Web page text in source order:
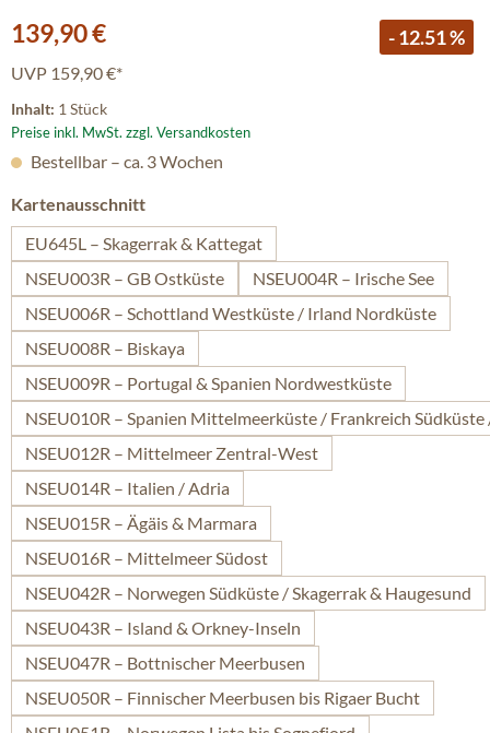
Verkaufspreis:
139,90 € - 12.51 %
UVP 159,90 €*
Inhalt: 1 Stück
Preise inkl. MwSt. zzgl. Versandkosten
Bestellbar – ca. 3 Wochen
Kartenausschnittauswählen
EU645L – Skagerrak & Kattegat
NSEU003R – GB Ostküste
NSEU004R – Irische See
NSEU006R – Schottland Westküste / Irland Nordküste
NSEU008R – Biskaya
NSEU009R – Portugal & Spanien Nordwestküste
NSEU010R – Spanien Mittelmeerküste / Frankreich
NSEU012R – Mittelmeer Zentral-West
NSEU014R – Italien / Adria
NSEU015R – Ägäis & Marmara
NSEU016R – Mittelmeer Südost
NSEU042R – Norwegen Südküste / Skagerrak & Haugesund
NSEU043R – Island & Orkney-Inseln
NSEU047R – Bottnischer Meerbusen
NSEU050R – Finnischer Meerbusen bis Rigaer Bucht